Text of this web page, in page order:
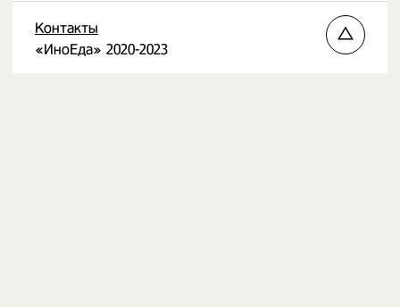
Контакты
«ИноЕда» 2020-2023